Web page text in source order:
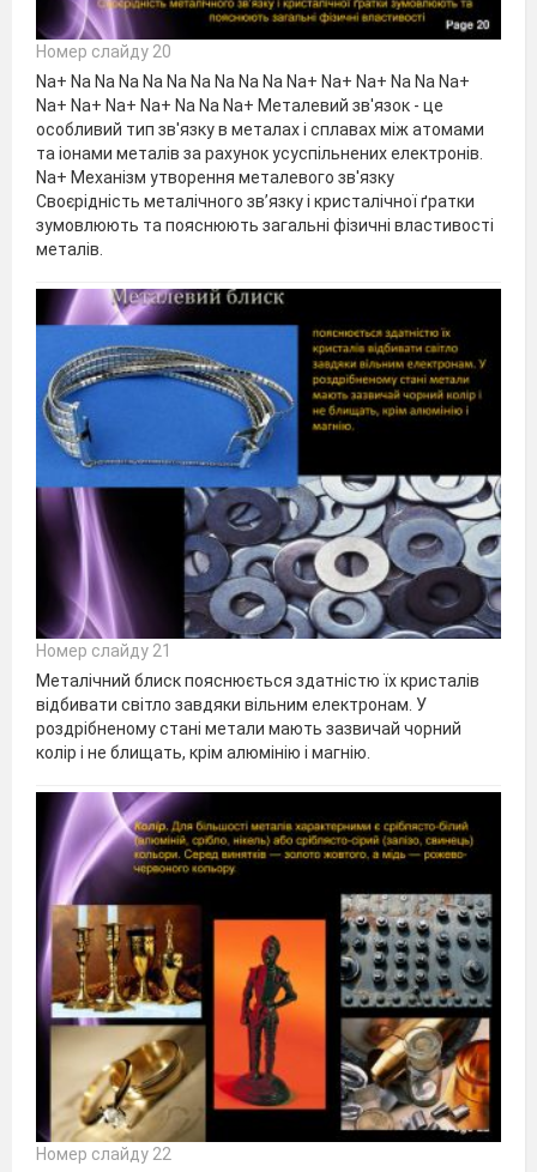
Номер слайду 20
Na+ Na Na Na Na Na Na Na Na Na Na+ Na+ Na+ Na Na Na+
Na+ Na+ Na+ Na+ Na Na Na+ Металевий зв'язок - це
особливий тип зв'язку в металах і сплавах між атомами
та іонами металів за рахунок усуспільнених електронів.
Na+ Механізм утворення металевого зв'язку
Своєрідність металічного зв’язку і кристалічної ґратки
зумовлюють та пояснюють загальні фізичні властивості
металів.
Номер слайду 21
Металічний блиск пояснюється здатністю їх кристалів
відбивати світло завдяки вільним електронам. У
роздрібненому стані метали мають зазвичай чорний
колір і не блищать, крім алюмінію і магнію.
Номер слайду 22